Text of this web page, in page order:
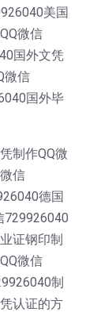
美国
微信
国外文凭
微信
国外毕
制作QQ微
信
德国
729926040
证钢印制
微信
制
认证的方